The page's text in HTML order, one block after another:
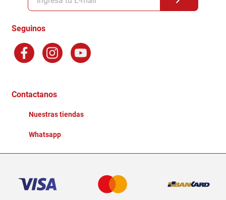
Formas de Pago
Terminos y Condiciones
Factura Electronica
Ganadores - Promociones
Seguinos
Contactanos
Nuestras tiendas
Whatsapp